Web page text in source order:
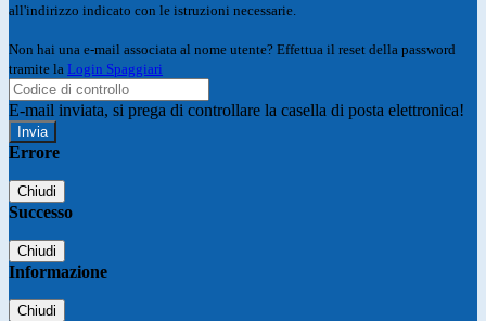
all'indirizzo indicato con le istruzioni necessarie.
Non hai una e-mail associata al nome utente? Effettua il reset della password
tramite la Login Spaggiari
E-mail inviata, si prega di controllare la casella di posta elettronica!
Errore
Chiudi
Successo
Chiudi
Informazione
Chiudi